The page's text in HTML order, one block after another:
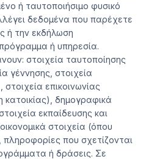
ή ταυτοποιήσιμο φυσικό
δεδομένα που παρέχετε
ή την εκδήλωση
ή υπηρεσία.
στοιχεία ταυτοποίησης
γέννησης, στοιχεία
επικοινωνίας
δημογραφικά
εκπαίδευσης και
στοιχεία (όπου
πληροφορίες που σχετίζονται
ή δράσεις. Σε